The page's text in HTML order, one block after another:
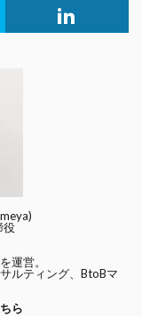
役
運営。
ルティング、BtoBマ
ら